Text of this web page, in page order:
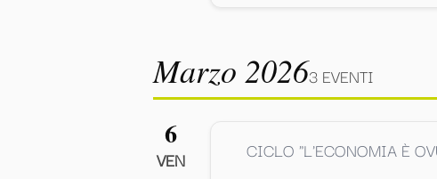
Marzo 20263 EVENTI
6
VEN CICLO "L'ECONOMIA È